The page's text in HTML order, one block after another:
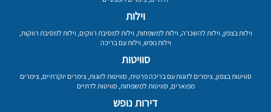
וילות
וילות בצפון, וילות להשכרה, וילות למשפחות, וילות למסיבת רווקים, וילות למסיבת רווקות,
וילות נופש, וילות עם בריכה
סוויטות
סוויטות בצפון,צימרים לזוגות עם בריכה פרטית,סוויטות לזוגות,צימרים יוקרתיים,צימרים
מפוארים,סוויטות למשפחות,סוויטות לדתיים
דירות נופש